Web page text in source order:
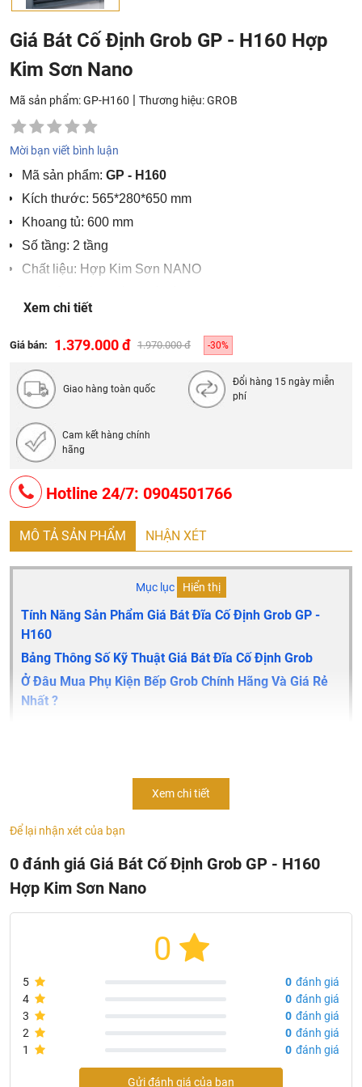
Giá Bát Cố Định Grob GP - H160 Hợp
Kim Sơn Nano
Mã sản phẩm: GP-H160 | Thương hiệu:GROB
Mời bạn viết bình luận
Mã sản phẩm: GP - H160
Kích thước: 565*280*650 mm
Khoang tủ: 600 mm
Số tầng: 2 tầng
Chất liệu: Hợp Kim Sơn NANO
Bảo hành sản phẩm 24 tháng
Xem chi tiết
Giá bán: 1.379.000 đ 1.970.000 đ -30%
Giao hàng toàn quốc
Đổi hàng 15 ngày miễn
phí
Cam kết hàng chính
hãng
Hotline 24/7: 0904501766
MÔ TẢ SẢN PHẨM NHẬN XÉT
Mục lục Hiển thị
Tính Năng Sản Phẩm Giá Bát Đĩa Cố Định Grob GP -
H160
Bảng Thông Số Kỹ Thuật Giá Bát Đĩa Cố Định Grob
Ở Đâu Mua Phụ Kiện Bếp Grob Chính Hãng Và Giá Rẻ
Nhất ?
đựng đước bát tô ( tất cả các sản phẩm tương tự trên thị
trường đều không đựng được bát tô ), bát con, đĩa to, đĩa
nhỏ, thìa đũa.
Xem chi tiết
Để lại nhận xét của bạn
0 đánh giá Giá Bát Cố Định Grob GP - H160
Hợp Kim Sơn Nano
0
5 0 đánh giá
4
0 đánh giá
3
0 đánh giá
2
0 đánh giá
1
0 đánh giá
Gửi đánh giá của bạn